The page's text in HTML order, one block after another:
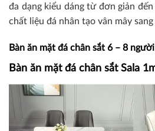
đa dạng kiểu dáng từ đơn giản
chất liệu đá nhân tạo vân mây
Bàn ăn mặt đá chân sắt 6 – 8
Bàn ăn mặt đá chân sắt Sala